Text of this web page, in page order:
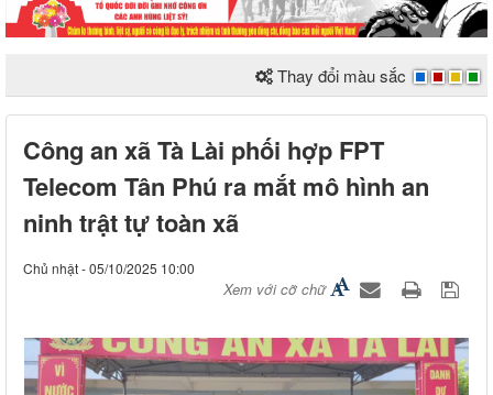
Thay đổi màu sắc
Công an xã Tà Lài phối hợp FPT
Telecom Tân Phú ra mắt mô hình an
ninh trật tự toàn xã
Chủ nhật - 05/10/2025 10:00
Xem với cỡ chữ